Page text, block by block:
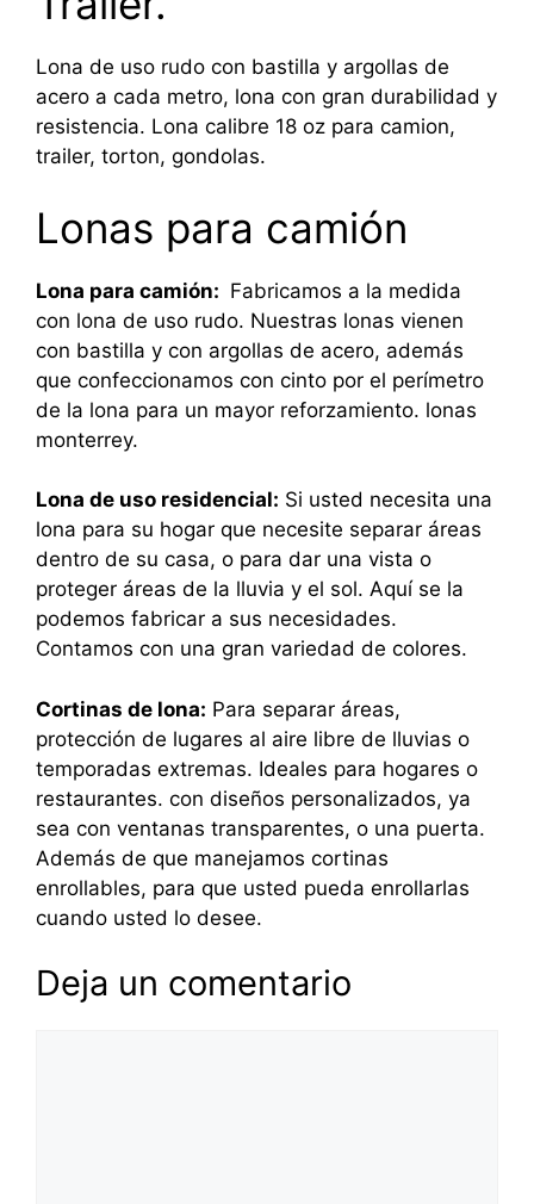
Lona de uso rudo con bastilla y argollas de
acero a cada metro, lona con gran durabilidad y
resistencia. Lona calibre 18 oz para camion,
trailer, torton, gondolas.
Lonas para camión
Lona para camión: Fabricamos a la medida
con lona de uso rudo. Nuestras lonas vienen
con bastilla y con argollas de acero, además
que confeccionamos con cinto por el perímetro
de la lona para un mayor reforzamiento. lonas
monterrey.
Lona de uso residencial: Si usted necesita una
lona para su hogar que necesite separar áreas
dentro de su casa, o para dar una vista o
proteger áreas de la lluvia y el sol. Aquí se la
podemos fabricar a sus necesidades.
Contamos con una gran variedad de colores.
Cortinas de lona: Para separar áreas,
protección de lugares al aire libre de lluvias o
temporadas extremas. Ideales para hogares o
restaurantes. con diseños personalizados, ya
sea con ventanas transparentes, o una puerta.
Además de que manejamos cortinas
enrollables, para que usted pueda enrollarlas
cuando usted lo desee.
Deja un comentario